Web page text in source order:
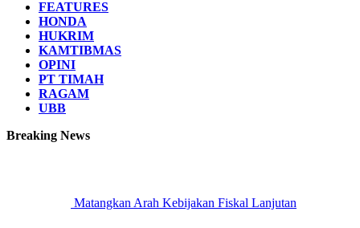
FEATURES
HONDA
HUKRIM
KAMTIBMAS
OPINI
PT TIMAH
RAGAM
UBB
Breaking News
Matangkan Arah Kebijakan Fiskal Lanjutan